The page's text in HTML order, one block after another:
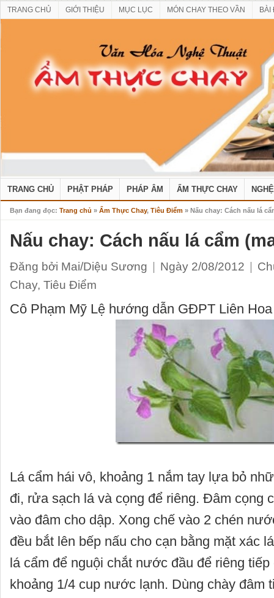
TRANG CHỦ GIỚI THIỆU MỤC LỤC MÓN CHAY THEO VẦN BÀI
TRANG CHỦ PHẬT PHÁP PHÁP ÂM ẨM THỰC CHAY
Bạn đang đọc: Trang chủ » Ẩm Thực Chay, Tiêu Điểm » Nấu chay: Cách nấu lá
Nấu chay: Cách nấu lá cẩm
Đăng bởi Mai/Diệu Sương Ngày 2/08/2012
Chay, Tiêu Điểm
Cô Phạm Mỹ Lệ hướng dẫn GĐPT Liên Hoa
Lá cẩm hái vô, khoảng 1 nắm tay lựa bỏ
đi, rửa sạch lá và cọng để riêng. Đâm cọng
vào đâm cho dập. Xong chế vào 2 chén
đều bắt lên bếp nấu cho cạn bằng mặt xác
lá cẩm để nguội chắt nước đầu để riêng tiếp
khoảng 1/4 cup nước lạnh. Dùng chày đâm